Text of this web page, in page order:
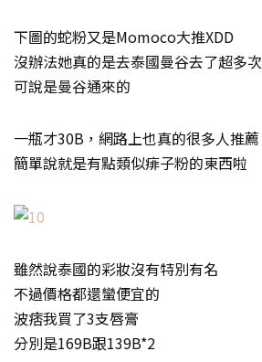
下圖的蛇粉又是Momoco大推XDD
沒辦法她真的是去泰國曼谷去了超多次
可說是曼谷通來的
一瓶才30B，網路上也真的很多人推薦
簡單說就是有點類似痱子粉的東西啦
雖然說泰國的彩妝沒有特別有名
不過價格都還蠻便宜的
波痞我買了3支唇膏
分別是169B跟139B*2